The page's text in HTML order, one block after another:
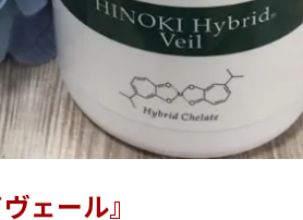
ェール』